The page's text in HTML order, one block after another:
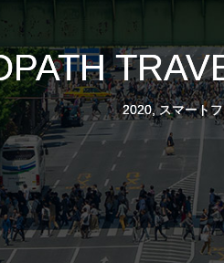
2020,スマート